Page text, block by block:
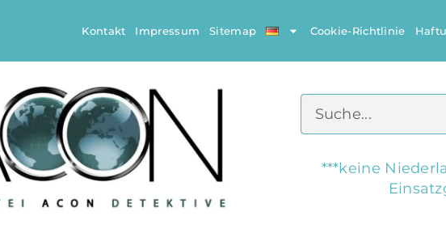
Kontakt Impressum Sitemap Cookie-Richtlinie
***keine